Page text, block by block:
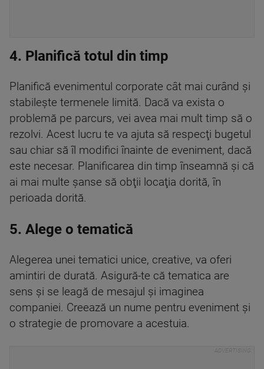
4. Planifică totul din timp
Planifică evenimentul corporate cât mai curând şi
stabileşte termenele limită. Dacă va exista o
problemă pe parcurs, vei avea mai mult timp să o
rezolvi. Acest lucru te va ajuta să respecţi bugetul
sau chiar să îl modifici înainte de eveniment, dacă
este necesar. Planificarea din timp înseamnă şi că
ai mai multe şanse să obţii locaţia dorită, în
perioada dorită.
5. Alege o tematică
Alegerea unei tematici unice, creative, va oferi
amintiri de durată. Asigură-te că tematica are
sens şi se leagă de mesajul şi imaginea
companiei. Creează un nume pentru eveniment şi
o strategie de promovare a acestuia.